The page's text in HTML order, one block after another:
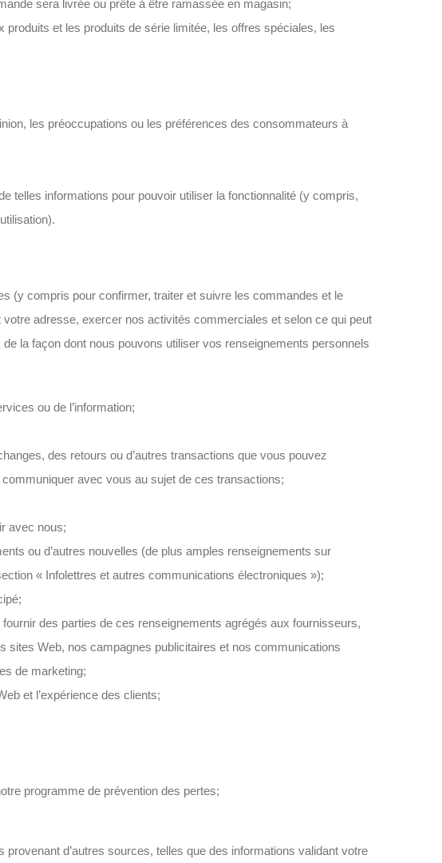
sera livrée ou prête à être ramassée en magasin;
et les produits de série limitée, les offres spéciales, les
les préoccupations ou les préférences des consommateurs à
telles informations pour pouvoir utiliser la fonctionnalité (y compris,
(y compris pour confirmer, traiter et suivre les commandes et le
adresse, exercer nos activités commerciales et selon ce qui peut
la façon dont nous pouvons utiliser vos renseignements personnels
ou de l’information;
des retours ou d’autres transactions que vous pouvez
avec vous au sujet de ces transactions;
avec nous;
ou d’autres nouvelles (de plus amples renseignements sur
« Infolettres et autres communications électroniques »);
des parties de ces renseignements agrégés aux fournisseurs,
sites Web, nos campagnes publicitaires et nos communications
de marketing;
et l’expérience des clients;
programme de prévention des pertes;
d’autres sources, telles que des informations validant votre